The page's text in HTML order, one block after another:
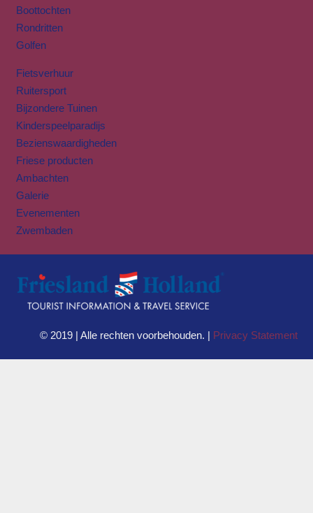
Boottochten
Rondritten
Golfen
Fietsverhuur
Ruitersport
Bijzondere Tuinen
Kinderspeelparadijs
Bezienswaardigheden
Friese producten
Ambachten
Galerie
Evenementen
Zwembaden
© 2019 | Alle rechten voorbehouden. | Privacy Statement